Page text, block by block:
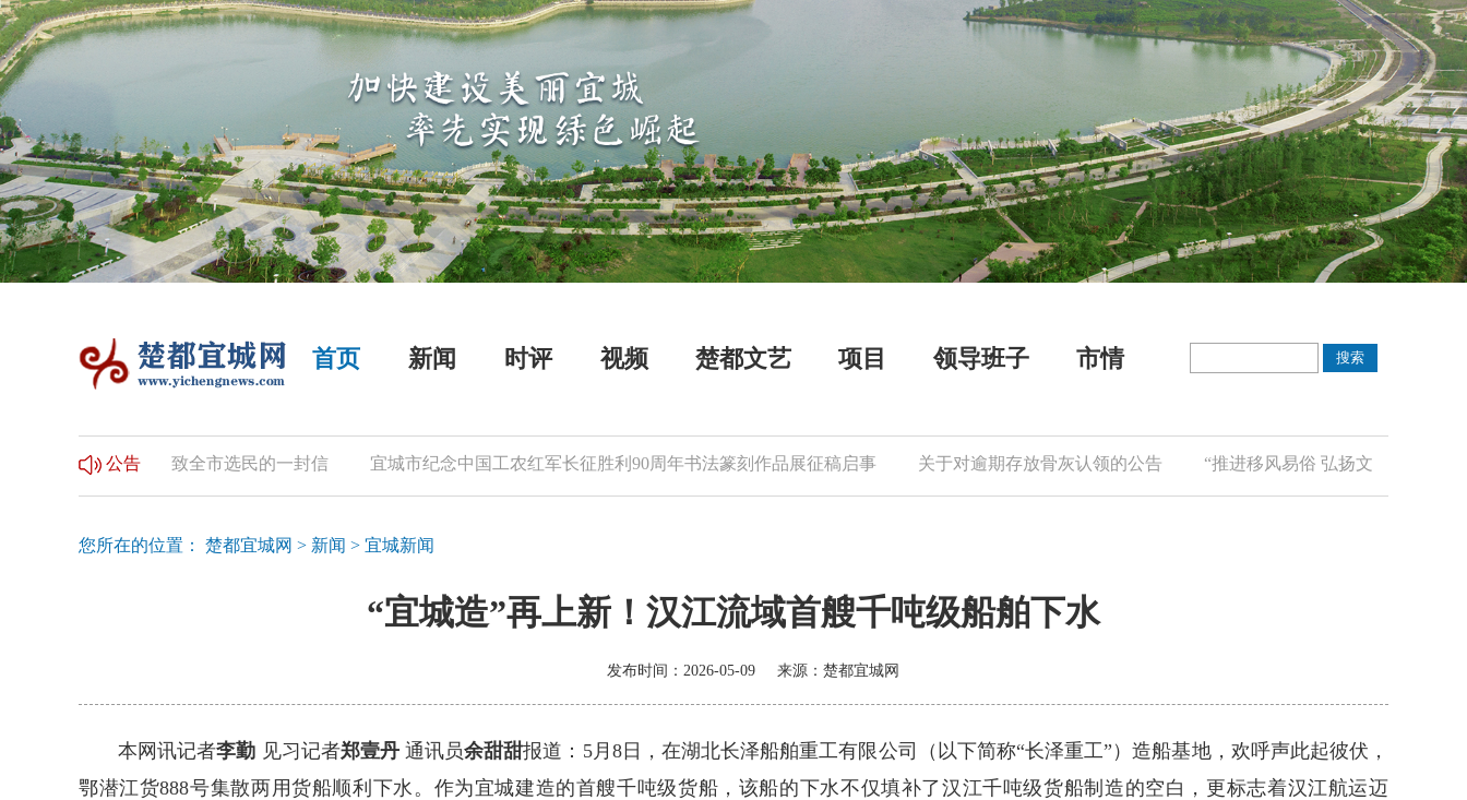
首页 新闻 时评 视频 楚都文艺 项目 领导班子 市情
公告
致全市选民的一封信 宜城市纪念中国工农红军长征胜利90周年书法篆刻作品展征稿启事 关于对逾期存放骨灰认领的公告 “推进移风易俗 弘扬文明新风”倡议书
您所在的位置： 楚都宜城网 > 新闻 > 宜城新闻
“宜城造”再上新！汉江流域首艘千吨级船舶下水
发布时间：2026-05-09 来源： 楚都宜城网
本网讯记者李勤 见习记者郑壹丹通讯员余甜甜报道：5月8日，在湖北长泽船舶重工有限公司（以下简称“长泽重工”）造船基地，欢呼声此起彼伏，
鄂潜江货888号集散两用货船顺利下水。作为宜城建造的首艘千吨级货船，该船的下水不仅填补了汉江千吨级货船制造的空白，更标志着汉江航运迈